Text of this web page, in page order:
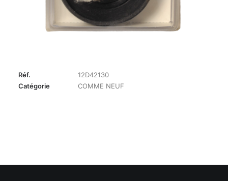
Réf.
12D42130
Catégorie
COMME NEUF